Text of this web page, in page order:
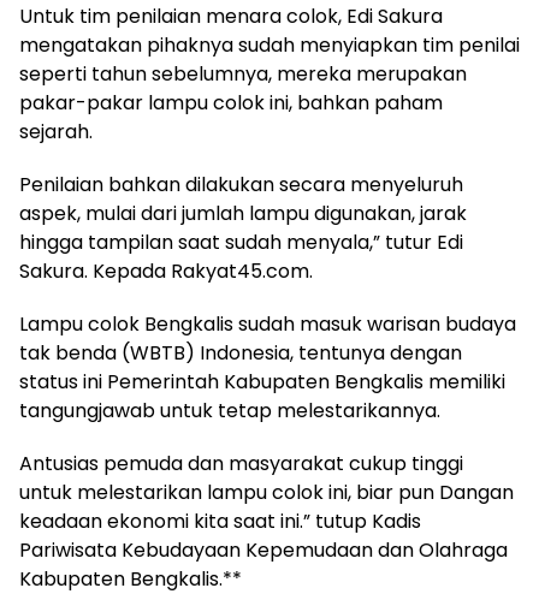
Untuk tim penilaian menara colok, Edi Sakura
mengatakan pihaknya sudah menyiapkan tim penilai
seperti tahun sebelumnya, mereka merupakan
pakar-pakar lampu colok ini, bahkan paham
sejarah.
Penilaian bahkan dilakukan secara menyeluruh
aspek, mulai dari jumlah lampu digunakan, jarak
hingga tampilan saat sudah menyala,” tutur Edi
Sakura. Kepada Rakyat45.com.
Lampu colok Bengkalis sudah masuk warisan budaya
tak benda (WBTB) Indonesia, tentunya dengan
status ini Pemerintah Kabupaten Bengkalis memiliki
tangungjawab untuk tetap melestarikannya.
Antusias pemuda dan masyarakat cukup tinggi
untuk melestarikan lampu colok ini, biar pun Dangan
keadaan ekonomi kita saat ini.” tutup Kadis
Pariwisata Kebudayaan Kepemudaan dan Olahraga
Kabupaten Bengkalis.**